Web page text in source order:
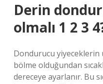
Derin
olmalı 1 2 3
Dondurucu yiyeceklerin
bölme olduğundan
dereceye ayarlanır. Bu